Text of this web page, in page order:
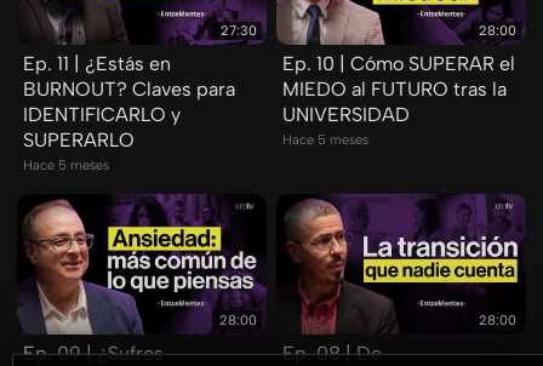
27:30
Ep. 11 | ¿Estás en
BURNOUT? Claves para
IDENTIFICARLO y
SUPERARLO
Hace 5 meses
28:00
Ep. 10 | Cómo SUPERAR el
MIEDO al FUTURO tras la
UNIVERSIDAD
Hace 5 meses
28:00
Ep. 09 | ¿Sufres
28:00
Ep. 08 | De